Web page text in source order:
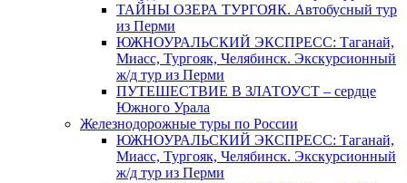
ТАЙНЫ ОЗЕРА ТУРГОЯК. Автобусный тур
из Перми
ЮЖНОУРАЛЬСКИЙ ЭКСПРЕСС: Таганай,
Миасс, Тургояк, Челябинск. Экскурсионный
ж/д тур из Перми
ПУТЕШЕСТВИЕ В ЗЛАТОУСТ – сердце
Южного Урала
Железнодорожные туры по России
ЮЖНОУРАЛЬСКИЙ ЭКСПРЕСС: Таганай,
Миасс, Тургояк, Челябинск. Экскурсионный
ж/д тур из Перми